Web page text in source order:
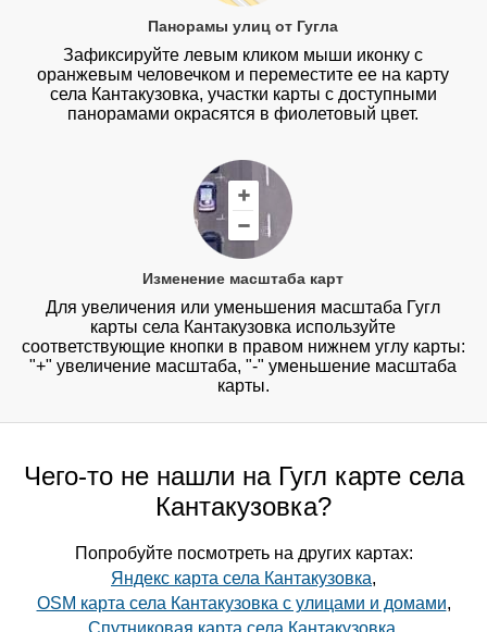
Панорамы улиц от Гугла
Зафиксируйте левым кликом мыши иконку с
оранжевым человечком и переместите ее на карту
села Кантакузовка, участки карты с доступными
панорамами окрасятся в фиолетовый цвет.
Изменение масштаба карт
Для увеличения или уменьшения масштаба Гугл
карты села Кантакузовка используйте
соответствующие кнопки в правом нижнем углу карты:
"+" увеличение масштаба, "-" уменьшение масштаба
карты.
Чего-то не нашли на Гугл карте села
Кантакузовка?
Попробуйте посмотреть на других картах:
Яндекс карта села Кантакузовка,
OSM карта села Кантакузовка с улицами и домами,